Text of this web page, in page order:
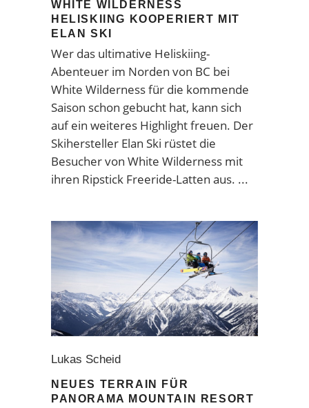
WHITE WILDERNESS
HELISKIING KOOPERIERT MIT
ELAN SKI
Wer das ultimative Heliskiing-
Abenteuer im Norden von BC bei
White Wilderness für die kommende
Saison schon gebucht hat, kann sich
auf ein weiteres Highlight freuen. Der
Skihersteller Elan Ski rüstet die
Besucher von White Wilderness mit
ihren Ripstick Freeride-Latten aus.
Lukas Scheid
NEUES TERRAIN FÜR
PANORAMA MOUNTAIN RESORT